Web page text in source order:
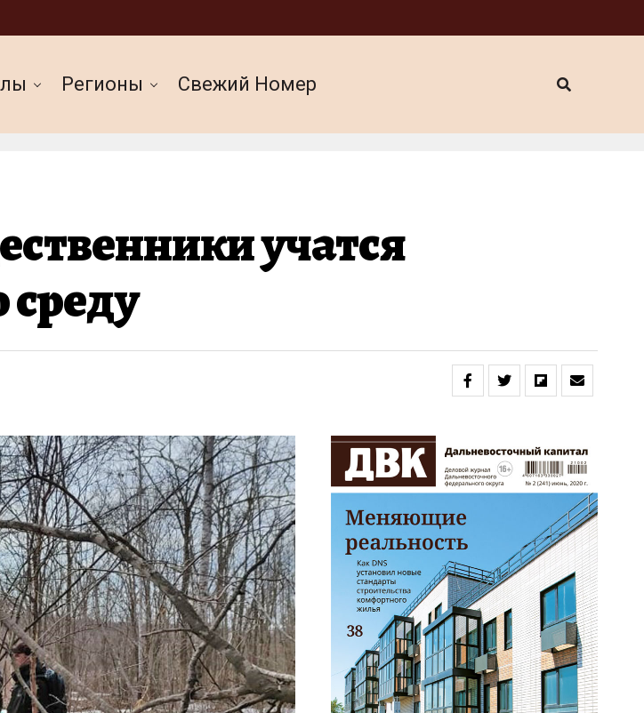
Регионы Cвежий Номер
учатся